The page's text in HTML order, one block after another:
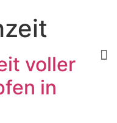
voller
in